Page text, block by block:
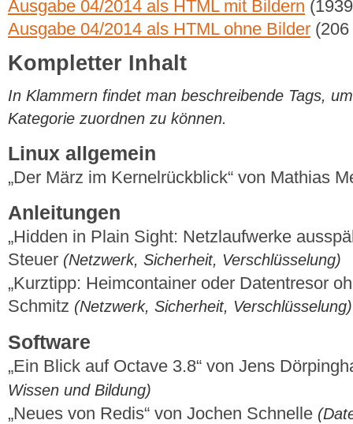
Ausgabe 04/2014 als HTML mit Bildern
Ausgabe 04/2014 als HTML ohne Bilder
Kompletter Inhalt
In Klammern findet man beschreibende Tags,
Kategorie zuordnen zu können.
Linux allgemein
„Der März im Kernelrückblick“ von Mathias
Anleitungen
„Hidden in Plain Sight: Netzlaufwerke
Steuer (Netzwerk, Sicherheit, Verschlüsselung)
„Kurztipp: Heimcontainer oder Datentresor
Schmitz (Netzwerk, Sicherheit, Verschlüsselung)
Software
„Ein Blick auf Octave 3.8“ von Jens
Wissen und Bildung)
„Neues von Redis“ von Jochen Schnelle